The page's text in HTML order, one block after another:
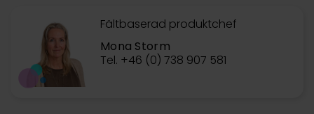
Fältbaserad produktchef
Mona Storm
Tel. +46 (0) 738 907 581